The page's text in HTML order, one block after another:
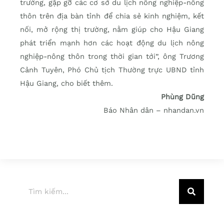
trường, gặp gỡ các cơ sở du lịch nông nghiệp-nông
thôn trên địa bàn tỉnh để chia sẻ kinh nghiệm, kết
nối, mở rộng thị trường, nằm giúp cho Hậu Giang
phát triển mạnh hơn các hoạt động du lịch nông
nghiệp-nông thôn trong thời gian tới”, ông Trương
Cảnh Tuyên, Phó Chủ tịch Thường trực UBND tỉnh
Hậu Giang, cho biết thêm.
Phùng Dũng
Báo Nhân dân – nhandan.vn